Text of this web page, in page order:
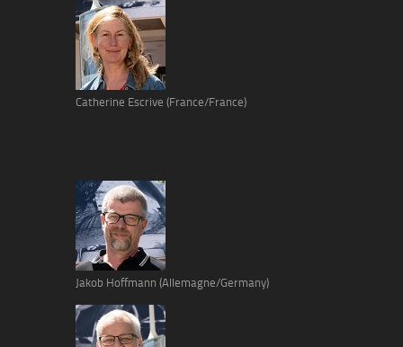
Catherine Escrive (France/France)
Jakob Hoffmann (Allemagne/Germany)